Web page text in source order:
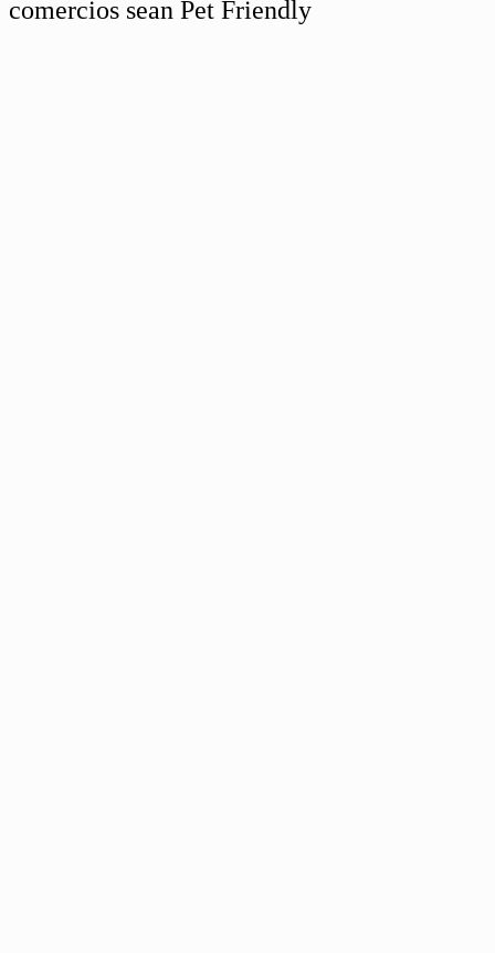
comercios sean Pet Friendly